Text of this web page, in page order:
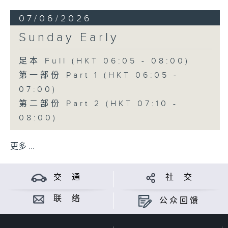
07/06/2026
Sunday Early
足本 Full (HKT 06:05 - 08:00)
第一部份 Part 1 (HKT 06:05 -
07:00)
第二部份 Part 2 (HKT 07:10 -
08:00)
更多 ...
交 通 社 交
联 络 公众回馈